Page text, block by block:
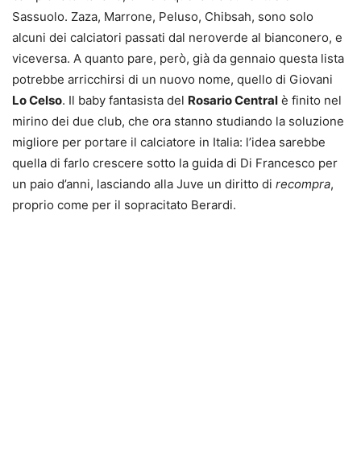
Sassuolo. Zaza, Marrone, Peluso, Chibsah, sono solo
alcuni dei calciatori passati dal neroverde al bianconero, e
viceversa. A quanto pare, però, già da gennaio questa lista
potrebbe arricchirsi di un nuovo nome, quello di Giovani
Lo Celso. Il baby fantasista del Rosario Central è finito nel
mirino dei due club, che ora stanno studiando la soluzione
migliore per portare il calciatore in Italia: l’idea sarebbe
quella di farlo crescere sotto la guida di Di Francesco per
un paio d’anni, lasciando alla Juve un diritto di recompra,
proprio come per il sopracitato Berardi.